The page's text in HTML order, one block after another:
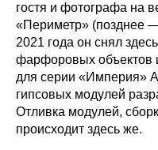
гостя и фотографа на
«Периметр» (позднее
2021 года он снял
фарфоровых объектов
для серии «Империя»
гипсовых модулей
Отливка модулей,
происходит здесь же.